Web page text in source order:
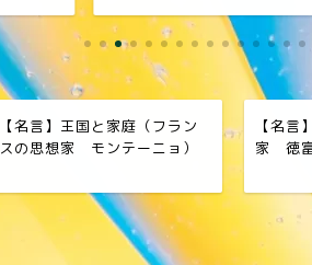
【名言】王国と家庭（フラン
スの思想家 モンテーニョ）
【名言
家 徳富